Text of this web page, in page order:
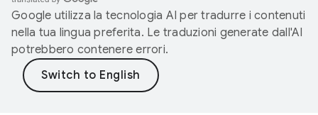
Google utilizza la tecnologia AI per tradurre i contenuti
nella tua lingua preferita. Le traduzioni generate dall'AI
potrebbero contenere errori.